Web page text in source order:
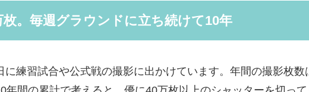
枚。毎週グラウンドに立ち続けて10年
練習試合や公式戦の撮影に出かけています。 年間の撮影枚数